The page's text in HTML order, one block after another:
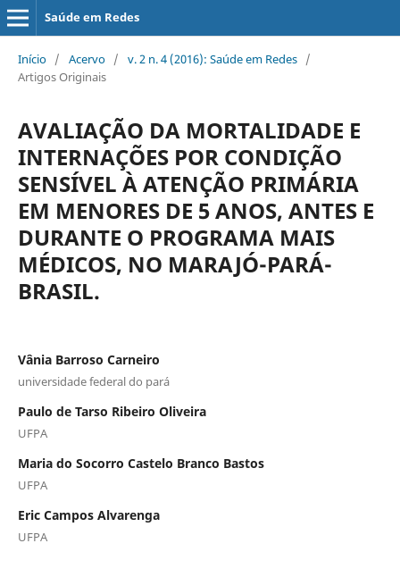
Saúde em Redes
Início / Acervo / v. 2 n. 4 (2016): Saúde em Redes /
Artigos Originais
AVALIAÇÃO DA MORTALIDADE E
INTERNAÇÕES POR CONDIÇÃO
SENSÍVEL À ATENÇÃO PRIMÁRIA
EM MENORES DE 5 ANOS, ANTES E
DURANTE O PROGRAMA MAIS
MÉDICOS, NO MARAJÓ-PARÁ-
BRASIL.
Vânia Barroso Carneiro
universidade federal do pará
Paulo de Tarso Ribeiro Oliveira
UFPA
Maria do Socorro Castelo Branco Bastos
UFPA
Eric Campos Alvarenga
UFPA